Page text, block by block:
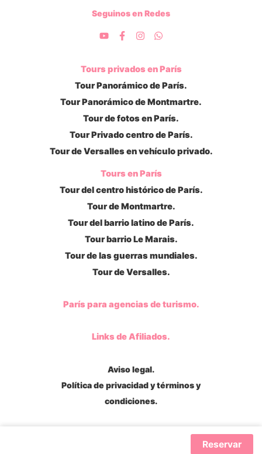
Seguinos en Redes
Tours privados en París
Tour Panorámico de París.
Tour Panorámico de Montmartre.
Tour de fotos en París.
Tour Privado centro de París.
Tour de Versalles en vehículo privado.
Tours en París
Tour del centro histórico de París.
Tour de Montmartre.
Tour del barrio latino de París.
Tour barrio Le Marais.
Tour de las guerras mundiales.
Tour de Versalles.
París para agencias de turismo.
Links de Afiliados.
Aviso legal.
Política de privacidad y términos y
condiciones.
Reservar